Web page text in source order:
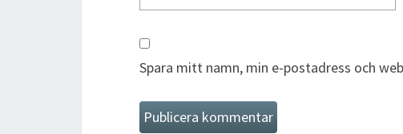
Spara mitt namn, min e-postadress och